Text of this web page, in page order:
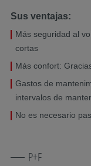
Sus ventajas:
Más seguridad al
cortas
Más confort:
Gastos de
intervalos de
No es necesario
P+F